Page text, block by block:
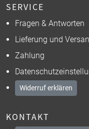
SERVICE
Fragen & Antworten
Lieferung und
Zahlung
Widerruf erklären
KONTAKT